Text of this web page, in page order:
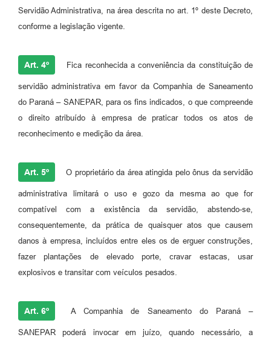
Servidão Administrativa, na área descrita no art. 1º deste Decreto,
conforme a legislação vigente.
Art. 4º Fica reconhecida a conveniência da constituição de
servidão administrativa em favor da Companhia de Saneamento
do Paraná – SANEPAR, para os fins indicados, o que compreende
o direito atribuído à empresa de praticar todos os atos de
reconhecimento e medição da área.
Art. 5º O proprietário da área atingida pelo ônus da servidão
administrativa limitará o uso e gozo da mesma ao que for
compatível com a existência da servidão, abstendo-se,
consequentemente, da prática de quaisquer atos que causem
danos à empresa, incluídos entre eles os de erguer construções,
fazer plantações de elevado porte, cravar estacas, usar
explosivos e transitar com veículos pesados.
Art. 6º A Companhia de Saneamento do Paraná –
SANEPAR poderá invocar em juízo, quando necessário, a